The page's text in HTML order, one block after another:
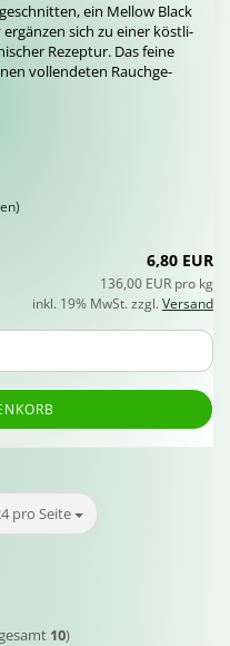
ein Mel­low Black
sich zu einer köst­li­
Re­zep­tur. Das feine
voll­ende­ten Rauch­ge­
6,80 EUR
136,00 EUR pro kg
inkl. 19% MwSt. zzgl.Versand
pro Seite
Seite
10)